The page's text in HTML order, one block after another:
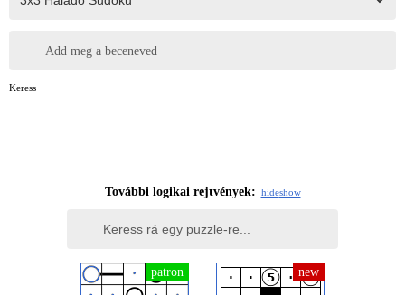
Add meg a beceneved
Keress
További logikai rejtvények: hideshow